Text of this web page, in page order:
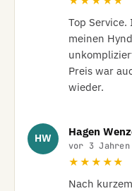
Top
meinen
Preis war
wieder.
HW
Hagen
vor 3 Jahren
★★★★★
Nach